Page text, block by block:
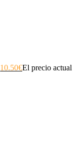
10.50€El precio actual